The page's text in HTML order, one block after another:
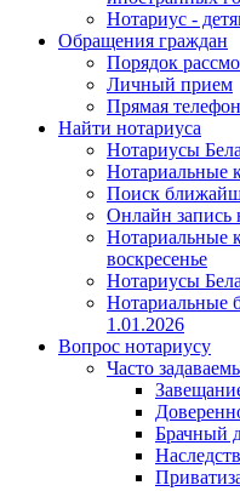
Нотариус -
Обращения граждан
Порядок
Личный прием
Прямая
Найти нотариуса
Нотариусы
Нотариальные
Поиск
Онлайн запись
Нотариальные
воскресенье
Нотариусы
Нотариальные
1.01.2026
Вопрос нотариусу
Часто
Брачный